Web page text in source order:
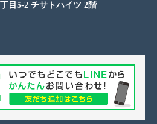
目5-2 チサトハイツ 2階